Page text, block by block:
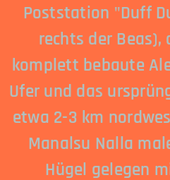
Poststation "Duff
rechts der Beas),
komplett bebaute
Ufer und das
etwa 2-3 km
Manalsu Nalla
Hügel gelegen